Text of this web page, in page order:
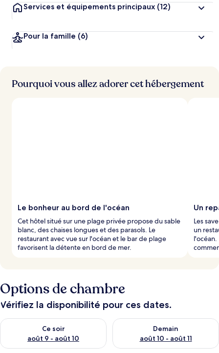
Services et équipements principaux (12)
Pour la famille (6)
Pourquoi vous allez adorer cet hébergement
Le bonheur au bord de l'océan
Cet hôtel situé sur une plage privée propose du sable
blanc, des chaises longues et des parasols. Le
restaurant avec vue sur l'océan et le bar de plage
favorisent la détente en bord de mer.
Un
Les
un
Options de chambre
Vérifiez la disponibilité pour ces dates.
Ce soir
août 9 - août 10
Vérifier la disponibilité pour ce soir août 9 - août 10
Demain
août 10 - août 11
Vérifier la disponibilité pour